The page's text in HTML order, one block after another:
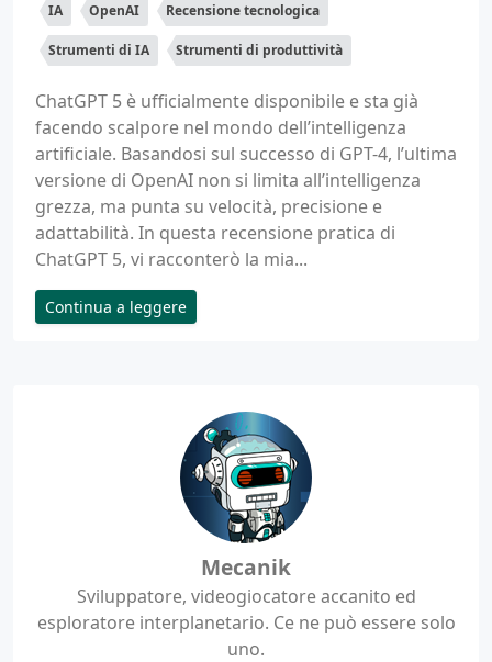
IA OpenAI Recensione tecnologica
Strumenti di IA Strumenti di produttività
ChatGPT 5 è ufficialmente disponibile e sta già
facendo scalpore nel mondo dell’intelligenza
artificiale. Basandosi sul successo di GPT-4, l’ultima
versione di OpenAI non si limita all’intelligenza
grezza, ma punta su velocità, precisione e
adattabilità. In questa recensione pratica di
ChatGPT 5, vi racconterò la mia...
Continua a leggere
Mecanik
Sviluppatore, videogiocatore accanito ed
esploratore interplanetario. Ce ne può essere solo
uno.